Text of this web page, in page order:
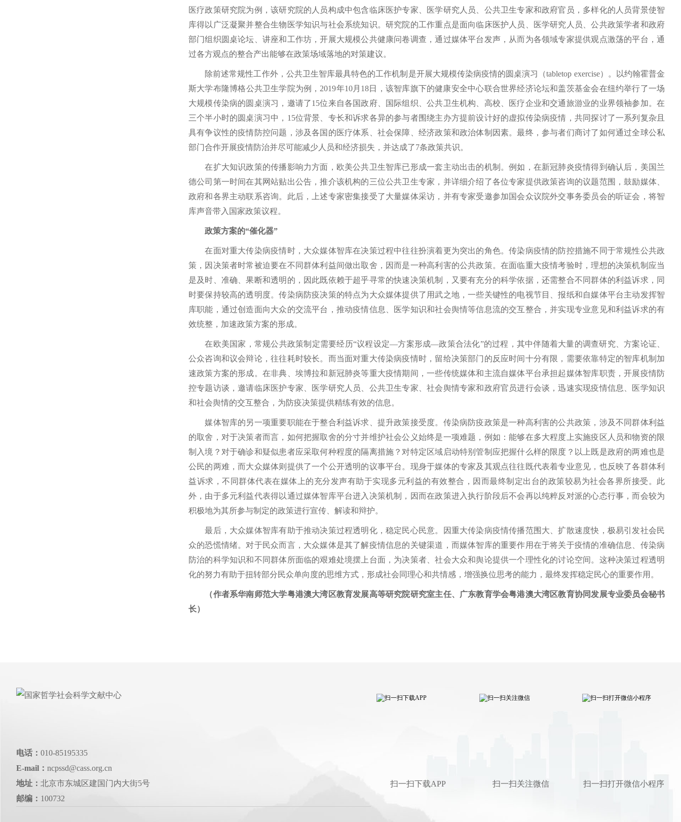
医疗政策研究院为例，该研究院的人员构成中包含临床医护专家、医学研究人员、公共卫生专家和政府官员，多样化的人员背景使智
库得以广泛凝聚并整合生物医学知识与社会系统知识。研究院的工作重点是面向临床医护人员、医学研究人员、公共政策学者和政府
部门组织圆桌论坛、讲座和工作坊，开展大规模公共健康问卷调查，通过媒体平台发声，从而为各领域专家提供观点激荡的平台，通
过各方观点的整合产出能够在政策场域落地的对策建议。
除前述常规性工作外，公共卫生智库最具特色的工作机制是开展大规模传染病疫情的圆桌演习（tabletop exercise）。以约翰霍普金
斯大学布隆博格公共卫生学院为例，2019年10月18日，该智库旗下的健康安全中心联合世界经济论坛和盖茨基金会在纽约举行了一场
大规模传染病的圆桌演习，邀请了15位来自各国政府、国际组织、公共卫生机构、高校、医疗企业和交通旅游业的业界领袖参加。在
三个半小时的圆桌演习中，15位背景、专长和诉求各异的参与者围绕主办方提前设计好的虚拟传染病疫情，共同探讨了一系列复杂且
具有争议性的疫情防控问题，涉及各国的医疗体系、社会保障、经济政策和政治体制因素。最终，参与者们商讨了如何通过全球公私
部门合作开展疫情防治并尽可能减少人员和经济损失，并达成了7条政策共识。
在扩大知识政策的传播影响力方面，欧美公共卫生智库已形成一套主动出击的机制。例如，在新冠肺炎疫情得到确认后，美国兰
德公司第一时间在其网站贴出公告，推介该机构的三位公共卫生专家，并详细介绍了各位专家提供政策咨询的议题范围，鼓励媒体、
政府和各界主动联系咨询。此后，上述专家密集接受了大量媒体采访，并有专家受邀参加国会众议院外交事务委员会的听证会，将智
库声音带入国家政策议程。
政策方案的“催化器”
在面对重大传染病疫情时，大众媒体智库在决策过程中往往扮演着更为突出的角色。传染病疫情的防控措施不同于常规性公共政
策，因决策者时常被迫要在不同群体利益间做出取舍，因而是一种高利害的公共政策。在面临重大疫情考验时，理想的决策机制应当
是及时、准确、果断和透明的，因此既依赖于超乎寻常的快速决策机制，又要有充分的科学依据，还需整合不同群体的利益诉求，同
时要保持较高的透明度。传染病防疫决策的特点为大众媒体提供了用武之地，一些关键性的电视节目、报纸和自媒体平台主动发挥智
库职能，通过创造面向大众的交流平台，推动疫情信息、医学知识和社会舆情等信息流的交互整合，并实现专业意见和利益诉求的有
效统整，加速政策方案的形成。
在欧美国家，常规公共政策制定需要经历“议程设定—方案形成—政策合法化”的过程，其中伴随着大量的调查研究、方案论证、
公众咨询和议会辩论，往往耗时较长。而当面对重大传染病疫情时，留给决策部门的反应时间十分有限，需要依靠特定的智库机制加
速政策方案的形成。在非典、埃博拉和新冠肺炎等重大疫情期间，一些传统媒体和主流自媒体平台承担起媒体智库职责，开展疫情防
控专题访谈，邀请临床医护专家、医学研究人员、公共卫生专家、社会舆情专家和政府官员进行会谈，迅速实现疫情信息、医学知识
和社会舆情的交互整合，为防疫决策提供精练有效的信息。
媒体智库的另一项重要职能在于整合利益诉求、提升政策接受度。传染病防疫政策是一种高利害的公共政策，涉及不同群体利益
的取舍，对于决策者而言，如何把握取舍的分寸并维护社会公义始终是一项难题，例如：能够在多大程度上实施疫区人员和物资的限
制入境？对于确诊和疑似患者应采取何种程度的隔离措施？对特定区域启动特别管制应把握什么样的限度？以上既是政府的两难也是
公民的两难，而大众媒体则提供了一个公开透明的议事平台。现身于媒体的专家及其观点往往既代表着专业意见，也反映了各群体利
益诉求，不同群体代表在媒体上的充分发声有助于实现多元利益的有效整合，因而最终制定出台的政策较易为社会各界所接受。此
外，由于多元利益代表得以通过媒体智库平台进入决策机制，因而在政策进入执行阶段后不会再以纯粹反对派的心态行事，而会较为
积极地为其所参与制定的政策进行宣传、解读和辩护。
最后，大众媒体智库有助于推动决策过程透明化，稳定民心民意。因重大传染病疫情传播范围大、扩散速度快，极易引发社会民
众的恐慌情绪。对于民众而言，大众媒体是其了解疫情信息的关键渠道，而媒体智库的重要作用在于将关于疫情的准确信息、传染病
防治的科学知识和不同群体所面临的艰难处境摆上台面，为决策者、社会大众和舆论提供一个理性化的讨论空间。这种决策过程透明
化的努力有助于扭转部分民众单向度的思维方式，形成社会同理心和共情感，增强换位思考的能力，最终发挥稳定民心的重要作用。
（作者系华南师范大学粤港澳大湾区教育发展高等研究院研究室主任、广东教育学会粤港澳大湾区教育协同发展专业委员会秘书
长）
电话： 010-85195335
E-mail： ncpssd@cass.org.cn
地址： 北京市东城区建国门内大街5号
邮编： 100732
扫一扫打开微信小程序
扫一扫关注微信
扫一扫下载APP